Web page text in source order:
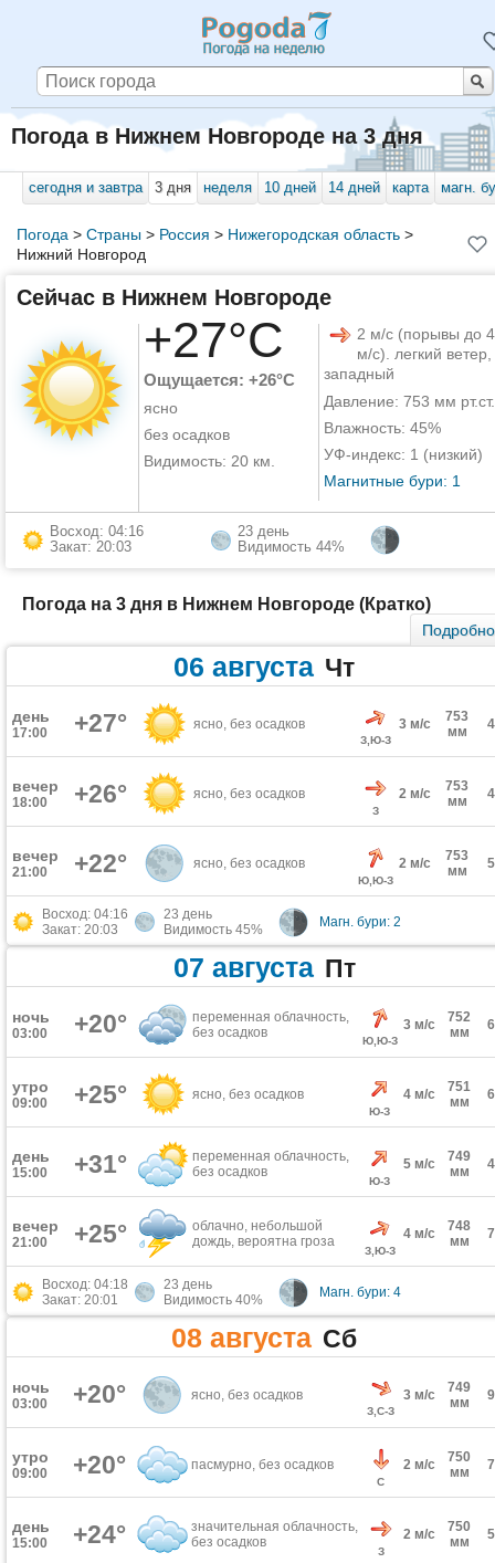
Погода в Нижнем Новгороде на 3 дня
сегодня и завтра 3 дня неделя 10 дней 14 дней карта магн.
Погода > Страны> Россия > Нижегородская область>
Нижний Новгород
Сейчас в Нижнем Новгороде
+27°C
Ощущается: +26°C
ясно
без осадков
Видимость: 20 км.
2 м/с (порывы до 4
м/с). легкий ветер,
западный
Давление: 753 мм рт.ст.
Влажность: 45%
УФ-индекс: 1 (низкий)
Магнитные бури: 1
Восход: 04:16
Закат: 20:03
23 день
Видимость 44%
Погода на 3 дня в Нижнем Новгороде (Кратко)
Подробно
06 августа Чт
день
17:00 +27° ясно, без осадков
З,Ю-З
3 м/с
753
мм
вечер
18:00 +26° ясно, без осадков
З
2 м/с
753
мм
вечер
21:00 +22° ясно, без осадков
Ю,Ю-З
2 м/с
753
мм
Восход: 04:16
Закат: 20:03
23 день
Видимость 45%
Магн. бури: 2
07 августа Пт
ночь
03:00 +20°
переменная облачность,
без осадков
Ю,Ю-З
3 м/с
752
мм
утро
09:00 +25° ясно, без осадков
Ю-З
4 м/с
751
мм
день
15:00 +31°
переменная облачность,
без осадков
Ю-З
5 м/с
749
мм
вечер
21:00 +25°
облачно, небольшой
дождь, вероятна гроза
З,Ю-З
4 м/с
748
мм
Восход: 04:18
Закат: 20:01
23 день
Видимость 40%
Магн. бури: 4
08 августа Сб
ночь
03:00 +20° ясно, без осадков
З,С-З
3 м/с
749
мм
утро
09:00 +20° пасмурно, без осадков
С
2 м/с
750
мм
день
15:00 +24°
значительная облачность,
без осадков
З
2 м/с
750
мм